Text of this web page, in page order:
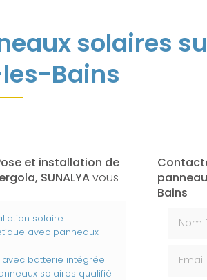
solaires
Bains
et installation de
SUNALYAvous
solaire
avec panneaux
batterie intégrée
solaires qualifié
Bains